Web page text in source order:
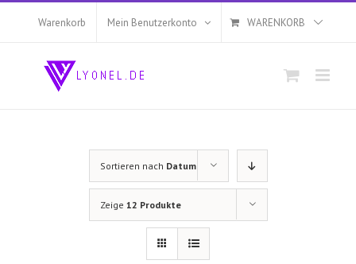
Zum
Warenkorb Mein Benutzerkonto WARENKORB
Sortieren nach Datum
Zeige 12 Produkte